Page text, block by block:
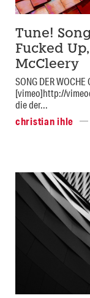
Tune!
Fucked
McCleery
SONG DER
[vimeo]http://
die der...
christian ihle